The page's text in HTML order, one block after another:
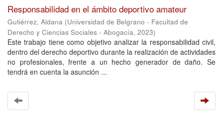
Responsabilidad en el ámbito deportivo amateur
Gutiérrez, Aldana (Universidad de Belgrano - Facultad de
Derecho y Ciencias Sociales - Abogacía, 2023)
Este trabajo tiene como objetivo analizar la responsabilidad civil,
dentro del derecho deportivo durante la realización de actividades
no profesionales, frente a un hecho generador de daño. Se
tendrá en cuenta la asunción ...